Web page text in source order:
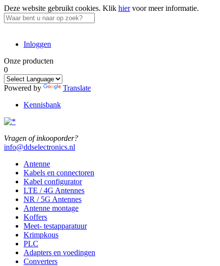
Deze website gebruikt cookies. Klik hiervoor meer informatie.
Inloggen
Onze producten
0
Powered by
Translate
Kennisbank
Vragen of inkooporder?
info@ddselectronics.nl
Antenne
Kabels en connectoren
Kabel configurator
LTE / 4G Antennes
NR / 5G Antennes
Antenne montage
Koffers
Meet- testapparatuur
Krimpkous
PLC
Adapters en voedingen
Converters